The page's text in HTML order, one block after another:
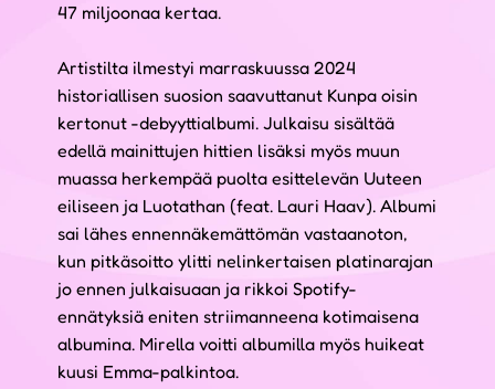
47 miljoonaa kertaa.
Artistilta ilmestyi marraskuussa 2024
historiallisen suosion saavuttanut Kunpa oisin
kertonut -debyyttialbumi. Julkaisu sisältää
edellä mainittujen hittien lisäksi myös muun
muassa herkempää puolta esittelevän Uuteen
eiliseen ja Luotathan (feat. Lauri Haav). Albumi
sai lähes ennennäkemättömän vastaanoton,
kun pitkäsoitto ylitti nelinkertaisen platinarajan
jo ennen julkaisuaan ja rikkoi Spotify-
ennätyksiä eniten striimanneena kotimaisena
albumina. Mirella voitti albumilla myös huikeat
kuusi Emma-palkintoa.